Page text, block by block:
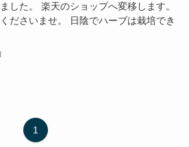
した。 楽天のショップへ変移します。
ださいませ。 日陰でハーブは栽培でき
1